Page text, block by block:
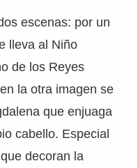
escenas: por un
lleva al Niño
de los Reyes
la otra imagen se
que enjuaga
cabello. Especial
decoran la